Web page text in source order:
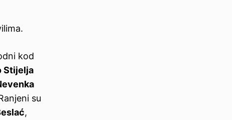
kod
Stijelja
su
,